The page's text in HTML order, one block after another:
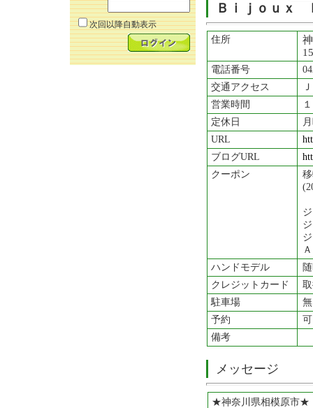
次回以降自動表示
Ｂｉｊｏｕｘ
住所
電話番号
交通アクセス
営業時間
定休日
URL
ブログURL
クーポン
ハンドモデル
クレジットカード
駐車場
無
予約
可
備考
メッセージ
★神奈川県相模原市